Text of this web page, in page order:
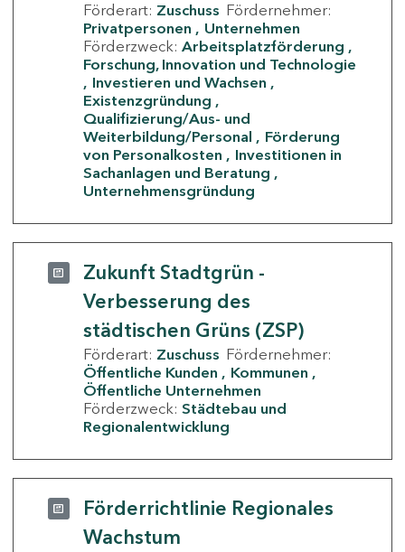
Förderart: Zuschuss Fördernehmer:
Privatpersonen
Unternehmen
Förderzweck: Arbeitsplatzförderung
Forschung, Innovation und Technologie
Investieren und Wachsen
Existenzgründung
Qualifizierung/Aus- und
Weiterbildung/Personal
Förderung
von Personalkosten
Investitionen in
Sachanlagen und Beratung
Unternehmensgründung
Zukunft Stadtgrün -
Verbesserung des
städtischen Grüns (ZSP)
Förderart: Zuschuss Fördernehmer:
Öffentliche Kunden
Kommunen
Öffentliche Unternehmen
Förderzweck: Städtebau und
Regionalentwicklung
Förderrichtlinie Regionales
Wachstum